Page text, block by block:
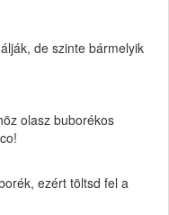
de szinte bármelyik
olasz buborékos
ezért töltsd fel a